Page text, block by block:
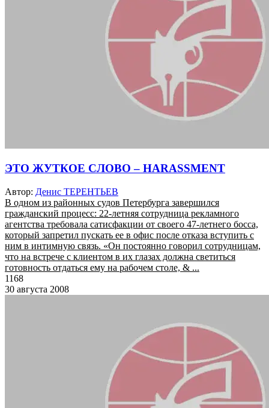
ЭТО ЖУТКОЕ СЛОВО – HARASSMENT
Автор: Денис ТЕРЕНТЬЕВ
В одном из районных судов Петербурга завершился
гражданский процесс: 22-летняя сотрудница рекламного
агентства требовала сатисфакции от своего 47-летнего босса,
который запретил пускать ее в офис после отказа вступить с
ним в интимную связь. «Он постоянно говорил сотрудницам,
что на встрече с клиентом в их глазах должна светиться
готовность отдаться ему на рабочем столе, & ...
1168
30 августа 2008